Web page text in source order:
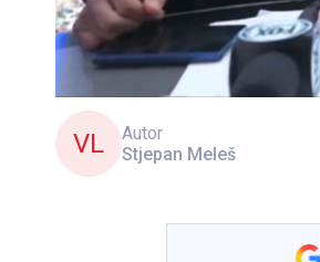
VL
Autor
Stjepan Meleš